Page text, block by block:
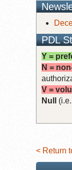
PDL
Y =
N =
V =
Null
< Return